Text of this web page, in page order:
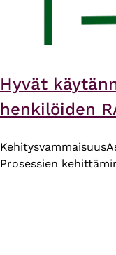
Hyvät
henkilöiden
Kehitysvammaisuus
Prosessien